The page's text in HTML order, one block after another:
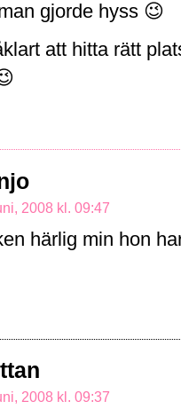
gjorde hyss 😉
att hitta rätt
2008 kl. 09:47
härlig min hon
2008 kl. 09:37